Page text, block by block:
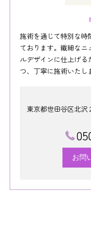
施術を通じて特別な時
ております。繊細なニ
ルデザインに仕上げる
つ、丁寧に施術いたし
東京都世田谷区北
お問